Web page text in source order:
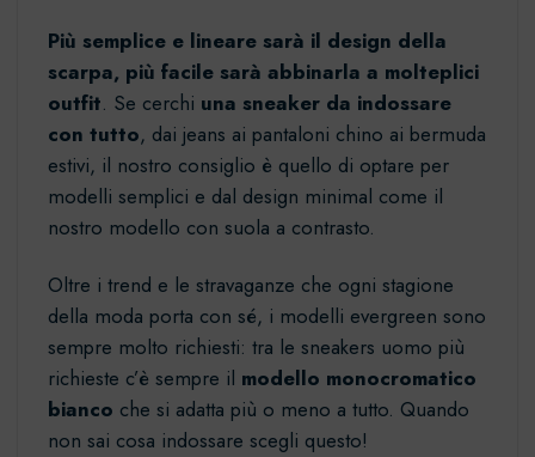
Più semplice e lineare sarà il design della
scarpa, più facile sarà abbinarla a molteplici
outfit. Se cerchi una sneaker da indossare
con tutto, dai jeans ai pantaloni chino ai bermuda
estivi, il nostro consiglio è quello di optare per
modelli semplici e dal design minimal come il
nostro modello con suola a contrasto.
Oltre i trend e le stravaganze che ogni stagione
della moda porta con sé, i modelli evergreen sono
sempre molto richiesti: tra le sneakers uomo più
richieste c’è sempre il modello monocromatico
bianco che si adatta più o meno a tutto. Quando
non sai cosa indossare scegli questo!